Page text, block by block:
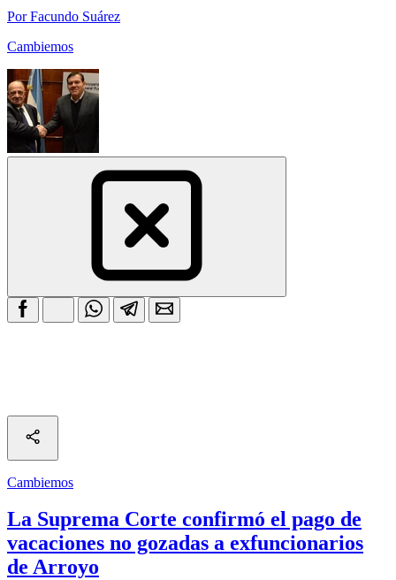
Por Facundo Suárez
Cambiemos
Cambiemos
La Suprema Corte confirmó el pago de
vacaciones no gozadas a exfuncionarios
de Arroyo